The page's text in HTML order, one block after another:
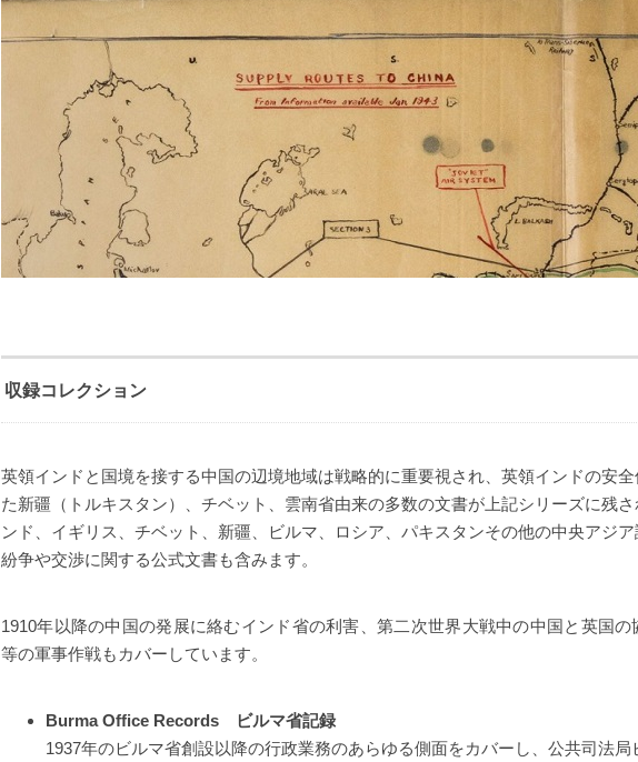
収録コレクション
英領インドと国境を接する中国の辺境地域は戦略的に重要視され、英領インドの安
た新疆（トルキスタン）、チベット、雲南省由来の多数の文書が上記シリーズに残
ンド、イギリス、チベット、新疆、ビルマ、ロシア、パキスタンその他の中央アジ
紛争や交渉に関する公式文書も含みます。
1910年以降の中国の発展に絡むインド省の利害、第二次世界大戦中の中国と英国
等の軍事作戦もカバーしています。
Burma Office Records ビルマ省記録
1937年のビルマ省創設以降の行政業務のあらゆる側面をカバーし、公共司法局